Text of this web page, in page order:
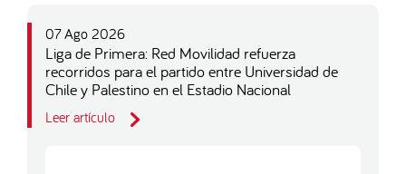
07 Ago 2026
Liga de Primera: Red Movilidad refuerza
recorridos para el partido entre Universidad de
Chile y Palestino en el Estadio Nacional
Leer artículo